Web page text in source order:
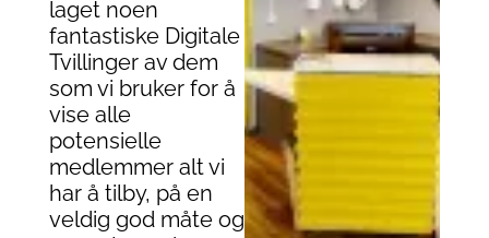
laget noen
fantastiske Digitale
Tvillinger av dem
som vi bruker for å
vise alle
potensielle
medlemmer alt vi
har å tilby, på en
veldig god måte og